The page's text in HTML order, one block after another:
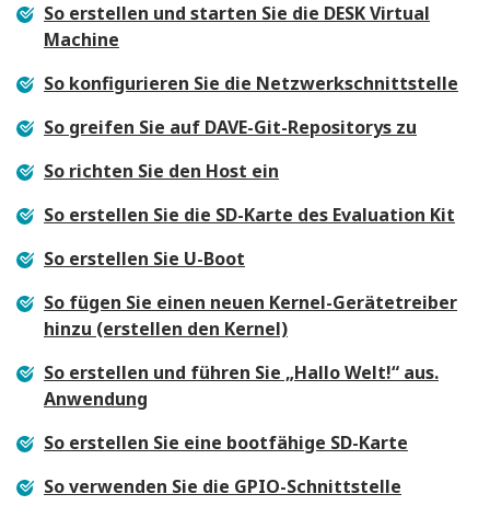
So erstellen und starten Sie die DESK Virtual
Machine
So konfigurieren Sie die Netzwerkschnittstelle
So greifen Sie auf DAVE-Git-Repositorys zu
So richten Sie den Host ein
So erstellen Sie die SD-Karte des Evaluation Kit
So erstellen Sie U-Boot
So fügen Sie einen neuen Kernel-Gerätetreiber
hinzu (erstellen den Kernel)
So erstellen und führen Sie „Hallo Welt!“ aus.
Anwendung
So erstellen Sie eine bootfähige SD-Karte
So verwenden Sie die GPIO-Schnittstelle